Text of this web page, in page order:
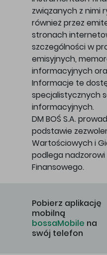
związanych z nimi
również przez
stronach
szczególności w
emisyjnych,
informacyjnych
Informacje te
specjalistycznych
informacyjnych.
DM BOŚ S.A.
podstawie
Wartościowych i
podlega nadzorowi
Finansowego.
Pobierz aplikację
mobilną
bossaMobile na
swój telefon